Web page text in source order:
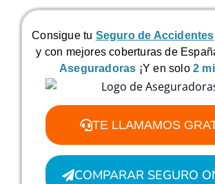
Consigue tu Seguro de Accidentes
y con mejores coberturas de
Aseguradoras ¡Y en solo 2
TE LLAMAMOS
COMPARAR SEGURO